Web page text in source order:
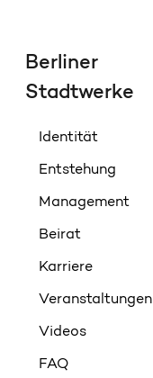
Berliner
Stadtwerke
Identität
Entstehung
Management
Beirat
Karriere
Veranstaltungen
Videos
FAQ